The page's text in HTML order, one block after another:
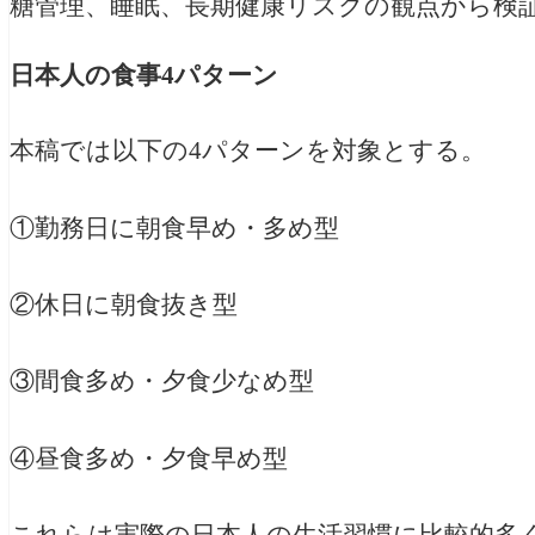
糖管理、睡眠、長期健康リスクの観点から検
日本人の食事4パターン
本稿では以下の4パターンを対象とする。
①勤務日に朝食早め・多め型
②休日に朝食抜き型
③間食多め・夕食少なめ型
④昼食多め・夕食早め型